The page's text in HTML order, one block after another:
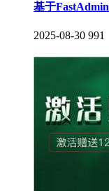
基于
2025-08-30 991